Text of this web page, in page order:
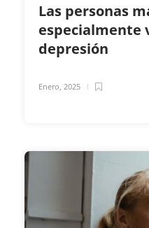
Las personas
especialmente
depresión
Enero, 2025